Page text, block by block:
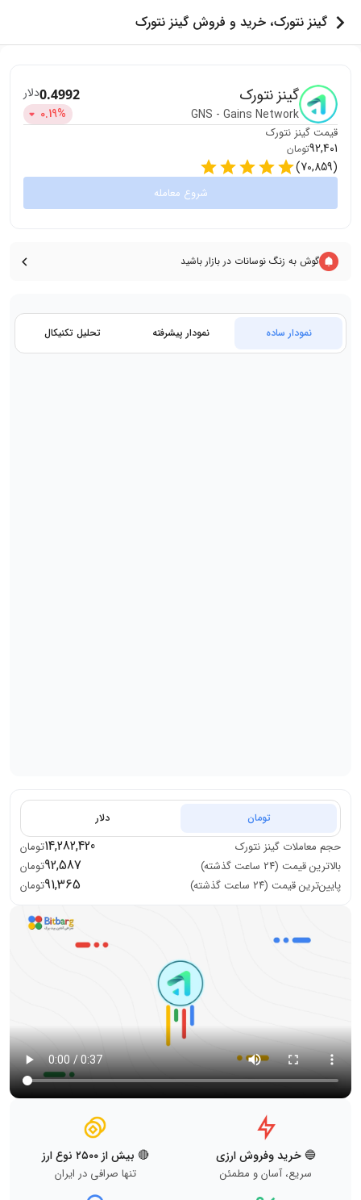
گینز نتورک، خرید و فروش گینز نتورک
گینز نتورک
GNS - Gains Network
0.4992دلار
0.19%
قیمت گینز نتورک
92,401تومان
(
70,859
)
شروع معامله
گوش به زنگ نوسانات در بازار باشید
نمودار ساده نمودار پیشرفته تحلیل تکنیکال
تومان دلار
حجم معاملات گینز نتورک 14,282,420تومان
بالاترین قیمت (۲۴ ساعت گذشته)
92,587تومان
پایین‌ترین قیمت (۲۴ ساعت گذشته)
91,365تومان
🔵 خرید وفروش ارزی
سریع، آسان و مطمئن
🔴 بیش از ۲۵۰۰ نوع ارز
تنها صرافی در ایران